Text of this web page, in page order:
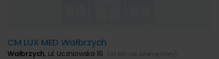
CM LUX MED Wałbrzych
Wałbrzych, ul. Uczniowska 16 (42 km od Jeleniej Góry)